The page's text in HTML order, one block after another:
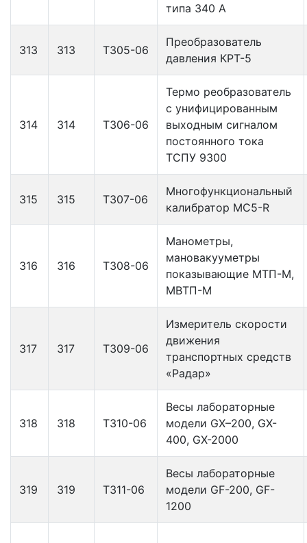
типа 340 А
313 313 Т305-06
Преобразователь
давления КРТ-5
314 314 Т306-06
Термо реобразователь
с унифицированным
выходным сигналом
постоянного тока
ТСПУ 9300
315 315 Т307-06
Многофункциональный
калибратор MC5-R
316 316 Т308-06
Манометры,
мановакууметры
показывающие МТП-М,
МВТП-М
317 317 Т309-06
Измеритель скорости
движения
транспортных средств
«Радар»
318 318 Т310-06
Весы лабораторные
модели GX–200, GX-
400, GX-2000
319 319 Т311-06
Весы лабораторные
модели GF-200, GF-
1200